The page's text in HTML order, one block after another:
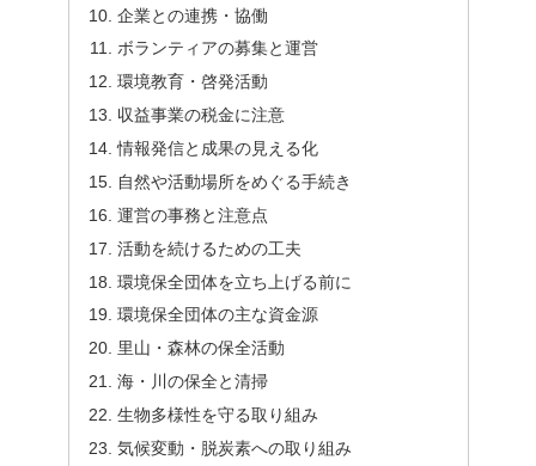
企業との連携・協働
ボランティアの募集と運営
環境教育・啓発活動
収益事業の税金に注意
情報発信と成果の見える化
自然や活動場所をめぐる手続き
運営の事務と注意点
活動を続けるための工夫
環境保全団体を立ち上げる前に
環境保全団体の主な資金源
里山・森林の保全活動
海・川の保全と清掃
生物多様性を守る取り組み
気候変動・脱炭素への取り組み